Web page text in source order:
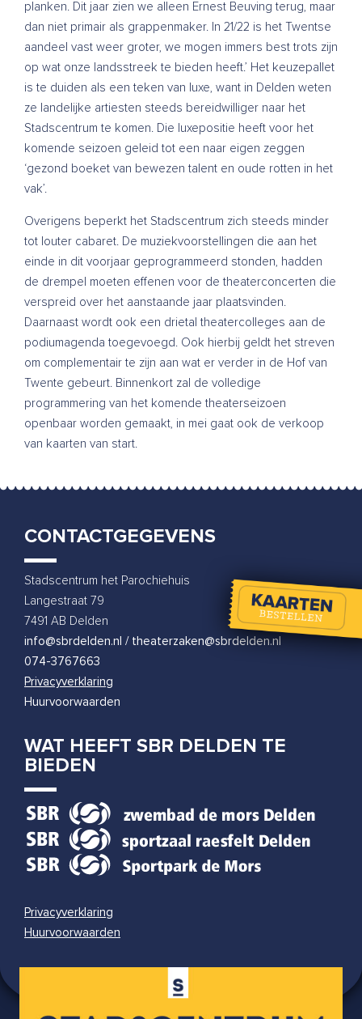
planken. Dit jaar zien we alleen Ernest Beuving terug, maar
dan niet primair als grappenmaker. In 21/22 is het Twentse
aandeel vast weer groter, we mogen immers best trots zijn
op wat onze landsstreek te bieden heeft.’ Het keuzepallet
is te duiden als een teken van luxe, want in Delden weten
ze landelijke artiesten steeds bereidwilliger naar het
Stadscentrum te komen. Die luxepositie heeft voor het
komende seizoen geleid tot een naar eigen zeggen
‘gezond boeket van bewezen talent en oude rotten in het
vak’.
Overigens beperkt het Stadscentrum zich steeds minder
tot louter cabaret. De muziekvoorstellingen die aan het
einde in dit voorjaar geprogrammeerd stonden, hadden
de drempel moeten effenen voor de theaterconcerten die
verspreid over het aanstaande jaar plaatsvinden.
Daarnaast wordt ook een drietal theatercolleges aan de
podiumagenda toegevoegd. Ook hierbij geldt het streven
om complementair te zijn aan wat er verder in de Hof van
Twente gebeurt. Binnenkort zal de volledige
programmering van het komende theaterseizoen
openbaar worden gemaakt, in mei gaat ook de verkoop
van kaarten van start.
CONTACTGEGEVENS
Stadscentrum het Parochiehuis
Langestraat 79
7491 AB Delden
info@sbrdelden.nl / theaterzaken@sbrdelden.nl
074-3767663
Privacyverklaring
Huurvoorwaarden
WAT HEEFT SBR DELDEN TE
BIEDEN
Privacyverklaring
Huurvoorwaarden